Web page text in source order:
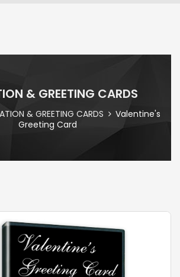
& GREETING CARDS
& GREETING CARDS
Valentine's
Greeting Card